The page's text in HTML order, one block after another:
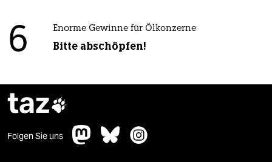
6 Enorme Gewinne für Ölkonzerne
Bitte abschöpfen!
taz
Folgen Sie uns